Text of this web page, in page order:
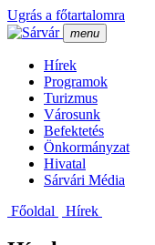
Ugrás a főtartalomra
menu
Hí­rek
Programok
Turizmus
Városunk
Befektetés
Önkormányzat
Hivatal
Sárvári Média
Főoldal
Hí­rek